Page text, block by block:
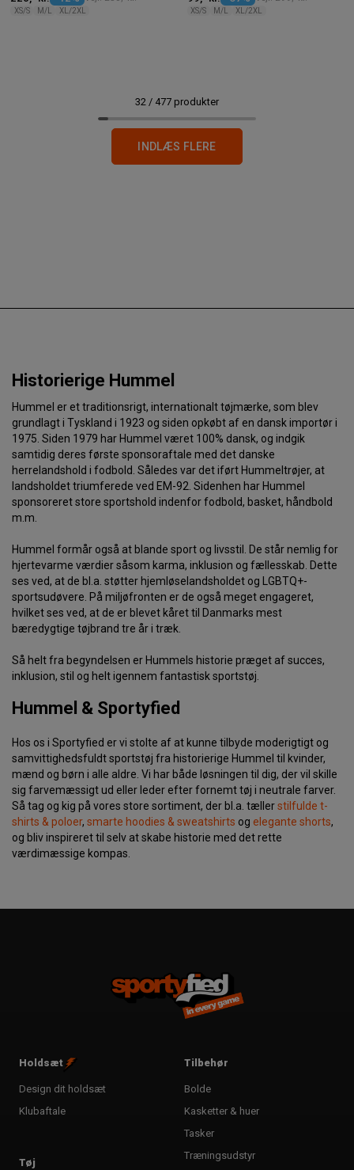
XS/S M/L XL/2XL XS/S M/L XL/2XL
32 / 477 produkter
INDLÆS FLERE
Historierige Hummel
Hummel er et traditionsrigt, internationalt tøjmærke, som blev
grundlagt i Tyskland i 1923 og siden opkøbt af en dansk importør i
1975. Siden 1979 har Hummel været 100% dansk, og indgik
samtidig deres første sponsoraftale med det danske
herrelandshold i fodbold. Således var det iført Hummeltrøjer, at
landsholdet triumferede ved EM-92. Sidenhen har Hummel
sponsoreret store sportshold indenfor fodbold, basket, håndbold
m.m.
Hummel formår også at blande sport og livsstil. De står nemlig for
hjertevarme værdier såsom karma, inklusion og fællesskab. Dette
ses ved, at de bl.a. støtter hjemløselandsholdet og LGBTQ+-
sportsudøvere. På miljøfronten er de også meget engageret,
hvilket ses ved, at de er blevet kåret til Danmarks mest
bæredygtige tøjbrand tre år i træk.
Så helt fra begyndelsen er Hummels historie præget af succes,
inklusion, stil og helt igennem fantastisk sportstøj.
Hummel & Sportyfied
Hos os i Sportyfied er vi stolte af at kunne tilbyde moderigtigt og
samvittighedsfuldt sportstøj fra historierige Hummel til kvinder,
mænd og børn i alle aldre. Vi har både løsningen til dig, der vil skille
sig farvemæssigt ud eller leder efter fornemt tøj i neutrale farver.
Så tag og kig på vores store sortiment, der bl.a. tællerstilfulde t-
shirts & poloer, smarte hoodies & sweatshirts og elegante shorts,
og bliv inspireret til selv at skabe historie med det rette
værdimæssige kompas.
Holdsæt
Design dit holdsæt
Klubaftale
Tøj
Tilbehør
Bolde
Kasketter & huer
Tasker
Træningsudstyr